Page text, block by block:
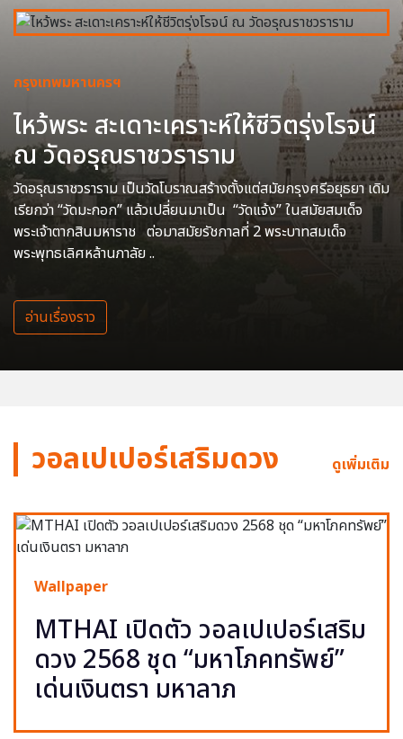
กรุงเทพมหานครฯ
ไหว้พระ สะเดาะเคราะห์ให้ชีวิตรุ่งโรจน์
ณ วัดอรุณราชวราราม
วัดอรุณราชวราราม เป็นวัดโบราณสร้างตั้งแต่สมัยกรุงศรีอยุธยา เดิม
เรียกว่า “วัดมะกอก” แล้วเปลี่ยนมาเป็น “วัดแจ้ง” ในสมัยสมเด็จ
พระเจ้าตากสินมหาราช ต่อมาสมัยรัชกาลที่ 2 พระบาทสมเด็จ
พระพุทธเลิศหล้านภาลัย ..
อ่านเรื่องราว
วอลเปเปอร์เสริมดวง ดูเพิ่มเติม
Wallpaper
MTHAI เปิดตัว วอลเปเปอร์เสริม
ดวง 2568 ชุด “มหาโภคทรัพย์”
เด่นเงินตรา มหาลาภ